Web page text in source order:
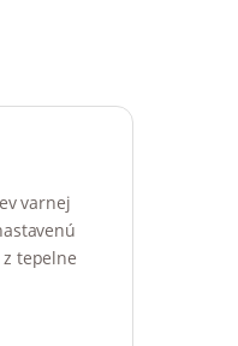
varnej
tepelne